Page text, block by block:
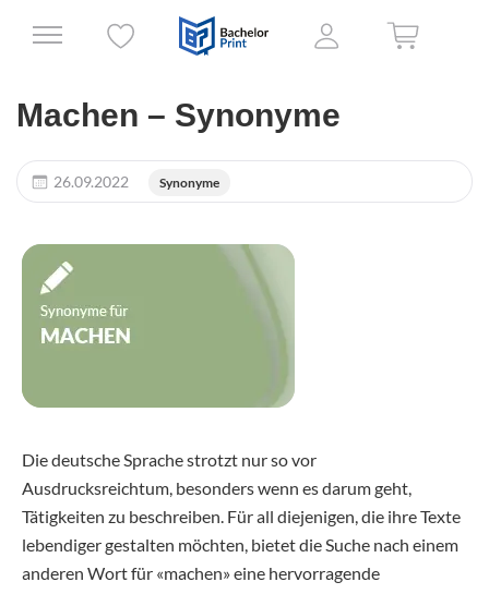
Machen – Synonyme
26.09.2022 Synonyme
Die deutsche Sprache strotzt nur so vor
Ausdrucksreichtum, besonders wenn es darum geht,
Tätigkeiten zu beschreiben. Für all diejenigen, die ihre Texte
lebendiger gestalten möchten, bietet die Suche nach einem
anderen Wort für «machen» eine hervorragende